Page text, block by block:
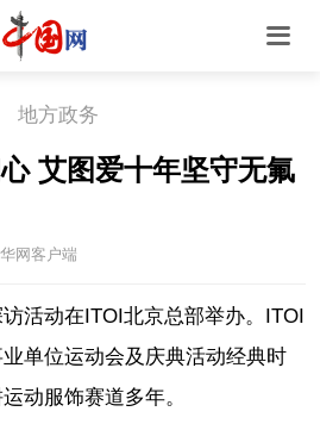
地方政务
艾图爱十年坚守无氟
网客户端
活动在ITOI北京总部举办。ITOI
单位运动会及庆典活动经典时
动服饰赛道多年。